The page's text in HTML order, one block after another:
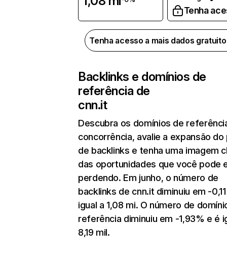
Tenha
Tenha acesso a mais dados
Backlinks e domínios de
referência de
cnn.it
Descubra os domínios de
concorrência, avalie a expansão
de backlinks e tenha uma imagem
das oportunidades que você pode
perdendo. Em junho, o número de
backlinks de cnn.it diminuiu em -
igual a 1,08 mi. O número de
referência diminuiu em -1,93% e é
8,19 mil.